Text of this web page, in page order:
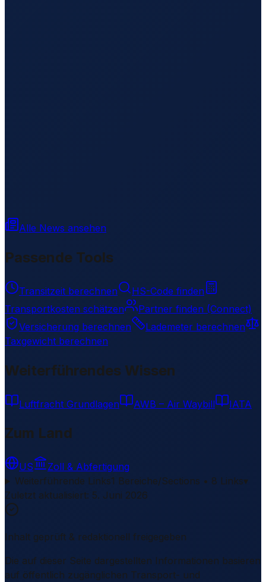
Alle News ansehen
Passende Tools
Transitzeit berechnen
HS-Code finden
Transportkosten schätzen
Partner finden (Connect)
Versicherung berechnen
Lademeter berechnen
Taxgewicht berechnen
Weiterführendes Wissen
Luftfracht Grundlagen AWB – Air Waybill IATA
Zum Land
US
Zoll & Abfertigung
Weiterführende Links1 Bereiche/Sections • 8 Links▾
Zuletzt aktualisiert: 5. Juni 2026
Inhalt geprüft & redaktionell freigegeben
Die auf dieser Seite dargestellten Informationen basieren
auf öffentlich zugänglichen Transport- und